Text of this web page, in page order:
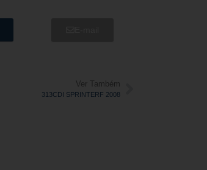
Ver Também
313CDI SPRINTERF 2008